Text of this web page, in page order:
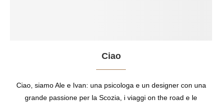
Ciao
Ciao, siamo Ale e Ivan: una psicologa e un designer con una
grande passione per la Scozia, i viaggi on the road e le